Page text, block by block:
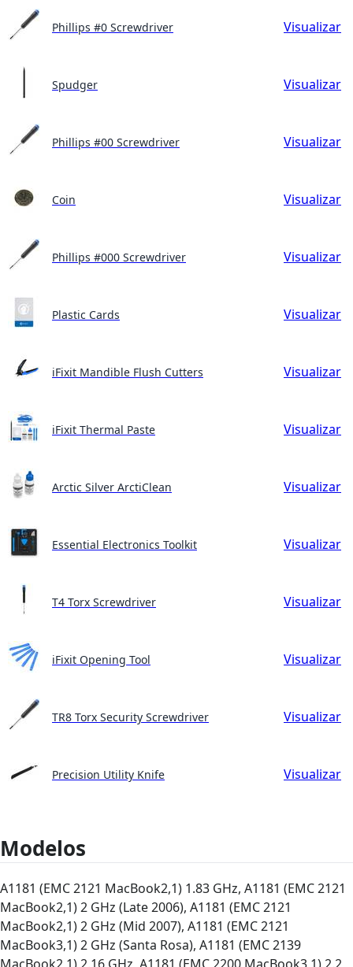
Phillips #0 Screwdriver Visualizar
Spudger Visualizar
Phillips #00 Screwdriver Visualizar
Coin Visualizar
Phillips #000 Screwdriver Visualizar
Plastic Cards Visualizar
iFixit Mandible Flush Cutters Visualizar
iFixit Thermal Paste Visualizar
Arctic Silver ArctiClean Visualizar
Essential Electronics Toolkit Visualizar
T4 Torx Screwdriver Visualizar
iFixit Opening Tool Visualizar
TR8 Torx Security Screwdriver Visualizar
Precision Utility Knife Visualizar
Modelos
A1181 (EMC 2121 MacBook2,1) 1.83 GHz, A1181 (EMC 2121
MacBook2,1) 2 GHz (Late 2006), A1181 (EMC 2121
MacBook2,1) 2 GHz (Mid 2007), A1181 (EMC 2121
MacBook3,1) 2 GHz (Santa Rosa), A1181 (EMC 2139
MacBook2,1) 2.16 GHz, A1181 (EMC 2200 MacBook3,1) 2.2